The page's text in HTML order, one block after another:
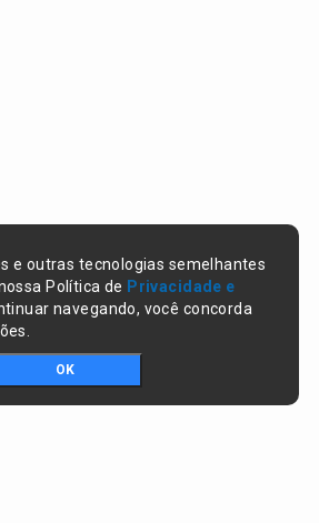
e outras tecnologias semelhantes
Política de Privacidade e
navegando, você concorda
OK